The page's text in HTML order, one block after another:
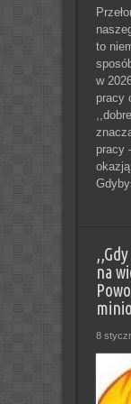
to
w
pracy
pracy
na
8